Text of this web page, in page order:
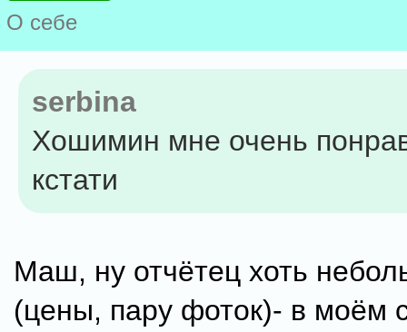
О себе
serbina
Хошимин мне очень
кстати
Маш, ну отчётец хоть
(цены, пару фоток)- в моём